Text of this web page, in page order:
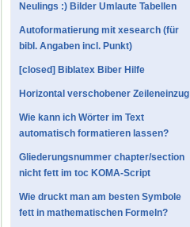
Neulings :) Bilder Umlaute Tabellen
Autoformatierung mit xesearch (für
bibl. Angaben incl. Punkt)
[closed] Biblatex Biber Hilfe
Horizontal verschobener Zeileneinzug
Wie kann ich Wörter im Text
automatisch formatieren lassen?
Gliederungsnummer chapter/section
nicht fett im toc KOMA-Script
Wie druckt man am besten Symbole
fett in mathematischen Formeln?